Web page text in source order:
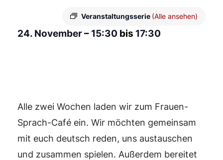
Veranstaltungsserie (Alle ansehen)
24. November– 15:30 bis 17:30
Alle zwei Wochen laden wir zum Frauen-
Sprach-Café ein. Wir möchten gemeinsam
mit euch deutsch reden, uns austauschen
und zusammen spielen. Außerdem bereitet